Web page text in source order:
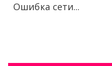
Ошибка сети...